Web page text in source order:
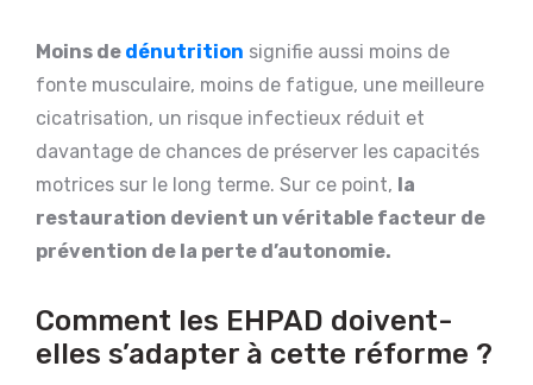
Moins de dénutrition signifie aussi moins de
fonte musculaire, moins de fatigue, une meilleure
cicatrisation, un risque infectieux réduit et
davantage de chances de préserver les capacités
motrices sur le long terme. Sur ce point, la
restauration devient un véritable facteur de
prévention de la perte d’autonomie.
Comment les EHPAD doivent-
elles s’adapter à cette réforme ?